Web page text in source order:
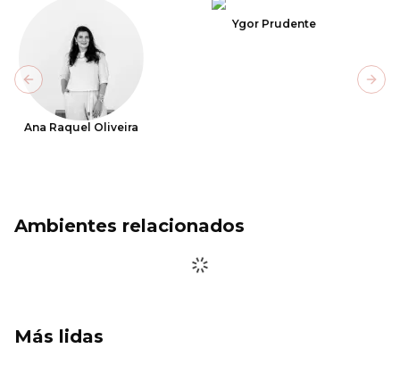
Ana Raquel Oliveira
Ygor Prudente
Previous slide
Ambientes relacionados
Más lidas